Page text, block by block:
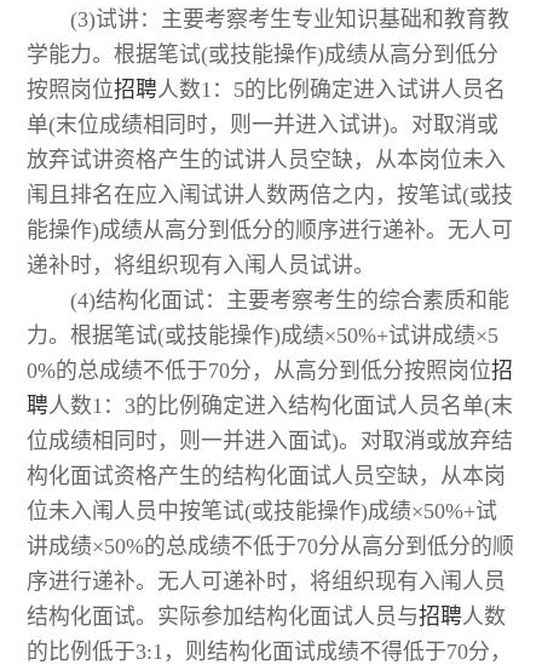
(3)试讲：主要考察考生专业知识基础和教育教
学能力。根据笔试(或技能操作)成绩从高分到低分
按照岗位招聘人数1：5的比例确定进入试讲人员名
单(末位成绩相同时，则一并进入试讲)。对取消或
放弃试讲资格产生的试讲人员空缺，从本岗位未入
闱且排名在应入闱试讲人数两倍之内，按笔试(或技
能操作)成绩从高分到低分的顺序进行递补。无人可
递补时，将组织现有入闱人员试讲。
(4)结构化面试：主要考察考生的综合素质和能
力。根据笔试(或技能操作)成绩×50%+试讲成绩×5
0%的总成绩不低于70分，从高分到低分按照岗位招
聘人数1：3的比例确定进入结构化面试人员名单(末
位成绩相同时，则一并进入面试)。对取消或放弃结
构化面试资格产生的结构化面试人员空缺，从本岗
位未入闱人员中按笔试(或技能操作)成绩×50%+试
讲成绩×50%的总成绩不低于70分从高分到低分的顺
序进行递补。无人可递补时，将组织现有入闱人员
结构化面试。实际参加结构化面试人员与招聘人数
的比例低于3:1，则结构化面试成绩不得低于70分，